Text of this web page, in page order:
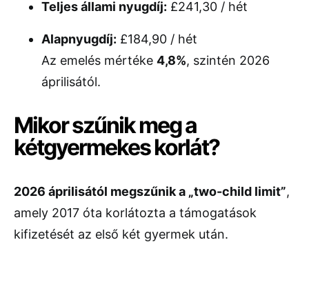
Teljes állami nyugdíj: £241,30 / hét
Alapnyugdíj: £184,90 / hét
Az emelés mértéke 4,8%, szintén 2026
áprilisától.
Mikor szűnik meg a
kétgyermekes korlát?
2026 áprilisától megszűnik a „two-child limit”,
amely 2017 óta korlátozta a támogatások
kifizetését az első két gyermek után.